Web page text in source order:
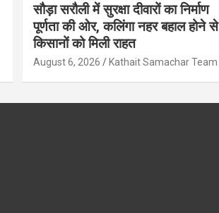
सौड़ा सरौली में सुरक्षा दीवारों का निर्माण
पूर्णता की ओर, कलिंगा नहर बहाल होने से
किसानों को मिली राहत
August 6, 2026 Kathait Samachar Team